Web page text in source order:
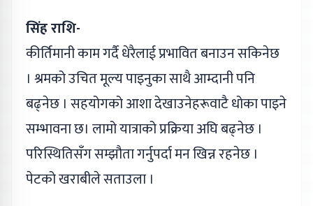
सिंह राशि-
कीर्तिमानी काम गर्दै धेरैलाई प्रभावित बनाउन सकिनेछ
। श्रमको उचित मूल्य पाइनुका साथै आम्दानी पनि
बढ्‌नेछ । सहयोगको आशा देखाउनेहरूवाटै धोका पाइने
सम्भावना छ। लामो यात्राको प्रक्रिया अघि बढ्‌नेछ ।
परिस्थितिसँग सम्झौता गर्नुपर्दा मन खिन्न रहनेछ ।
पेटको खराबीले सताउला ।